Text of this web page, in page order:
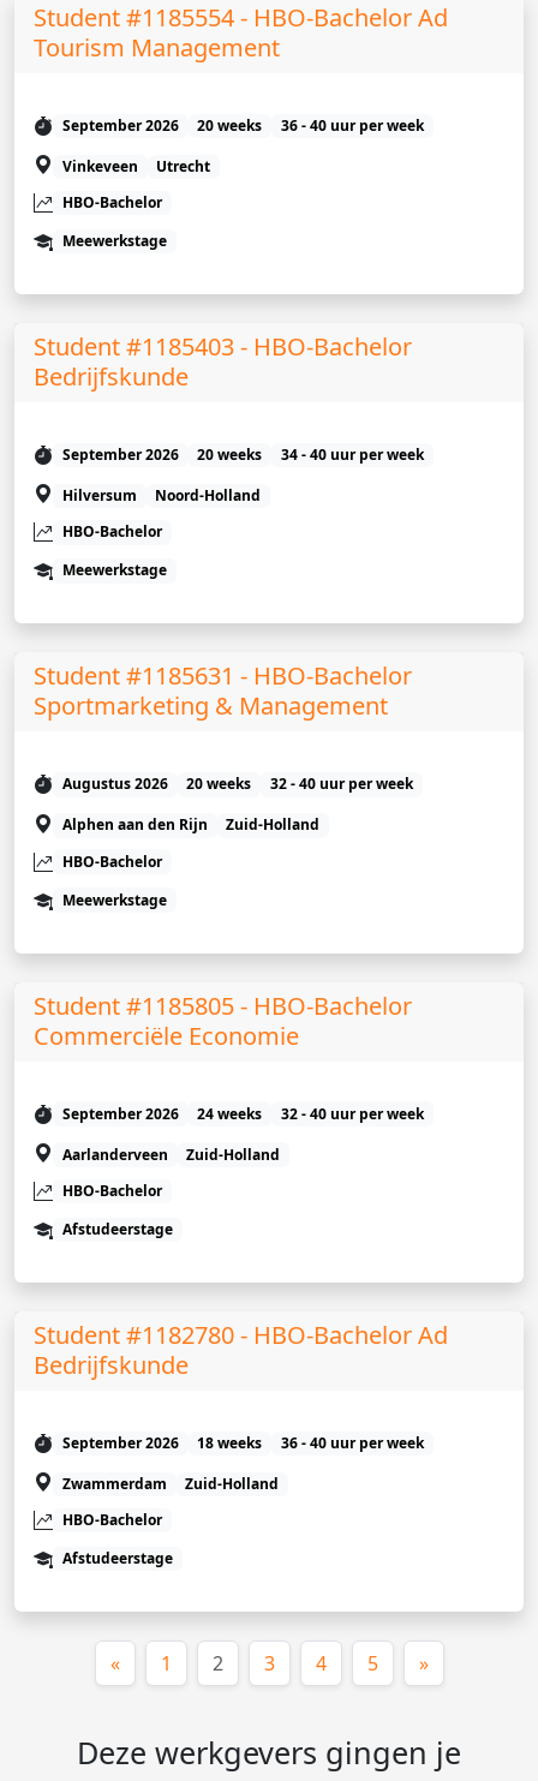
Student #1185554 - HBO-Bachelor Ad
Tourism Management
September 2026 20 weeks
36 - 40 uur per week
Vinkeveen
Utrecht
HBO-Bachelor
Meewerkstage
Student #1185403 - HBO-Bachelor
Bedrijfskunde
September 2026 20 weeks
34 - 40 uur per week
Hilversum
Noord-Holland
HBO-Bachelor
Meewerkstage
Student #1185631 - HBO-Bachelor
Sportmarketing & Management
Augustus 2026 20 weeks
32 - 40 uur per week
Alphen aan den Rijn
Zuid-Holland
HBO-Bachelor
Meewerkstage
Student #1185805 - HBO-Bachelor
Commerciële Economie
September 2026 24 weeks
32 - 40 uur per week
Aarlanderveen
Zuid-Holland
HBO-Bachelor
Afstudeerstage
Student #1182780 - HBO-Bachelor Ad
Bedrijfskunde
September 2026 18 weeks
36 - 40 uur per week
Zwammerdam
Zuid-Holland
HBO-Bachelor
Afstudeerstage
« 1 2(huidige)
3 4 5 »
Deze werkgevers gingen je